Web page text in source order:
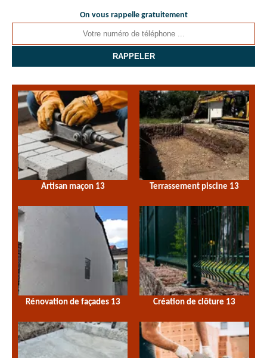
On vous rappelle gratuitement
Artisan maçon 13 Terrassement piscine 13
Rénovation de façades 13 Création de clôture 13